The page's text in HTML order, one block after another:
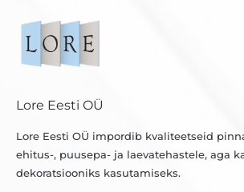
Lore Eesti OÜ
Lore Eesti OÜ impordib kvaliteetseid
ehitus-, puusepa- ja laevatehastele, aga
dekoratsiooniks kasutamiseks.